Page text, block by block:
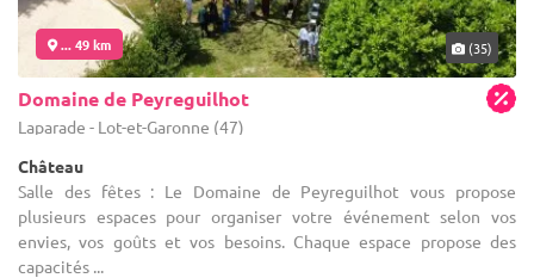
... 49 km (35)
Domaine de Peyreguilhot
Laparade - Lot-et-Garonne (47)
Château
Salle des fêtes : Le Domaine de Peyreguilhot vous propose
plusieurs espaces pour organiser votre événement selon vos
envies, vos goûts et vos besoins. Chaque espace propose des
capacités ...